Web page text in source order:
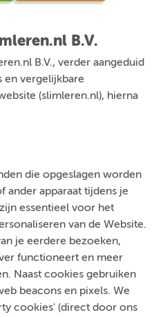
B.V.
B.V., verder aangeduid
en vergelijkbare
(slimleren.nl), hierna
die opgeslagen worden
ander apparaat tijdens je
essentieel voor het
van de Website.
je eerdere bezoeken,
functioneert en meer
Naast cookies gebruiken
beacons en pixels. We
cookies' (direct door ons